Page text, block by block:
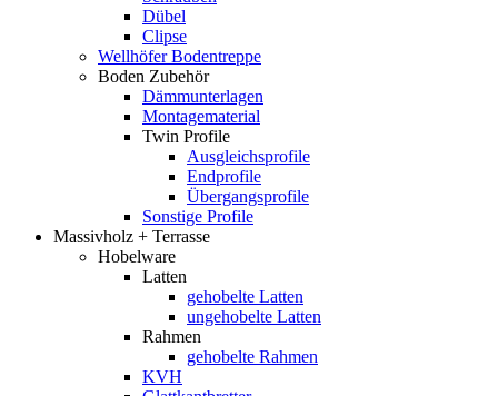
Dübel
Clipse
Wellhöfer Bodentreppe
Boden Zubehör
Dämmunterlagen
Montagematerial
Twin Profile
Ausgleichsprofile
Endprofile
Übergangsprofile
Sonstige Profile
Massivholz + Terrasse
Hobelware
Latten
gehobelte Latten
ungehobelte Latten
Rahmen
gehobelte Rahmen
KVH